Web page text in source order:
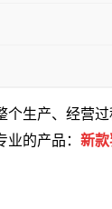
个生产、经营
的产品： 新